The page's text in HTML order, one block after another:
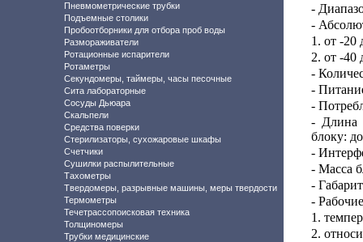
Пневмометрические трубки
Подъемные столики
Пробоотборники для отбора проб воды
Размораживатели
Ротационные испарители
Ротаметры
Секундомеры, таймеры, часы песочные
Сита лабораторные
Сосуды Дьюара
Скальпели
Средства поверки
Стерилизаторы, сухожаровые шкафы
Счетчики
Сушилки распылительные
Тахометры
Твердомеры, разрывные машины, меры твердости
Термометры
Течетрассопоисковая техника
Толщиномеры
Трубки медицинские
-
-
1. от -20
2. от -40
-
-
-
- Длина
блоку:
-
- Масса
-
-
1.
2.